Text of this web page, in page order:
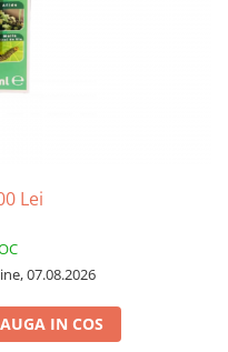
Lei
07.08.2026
IN COS